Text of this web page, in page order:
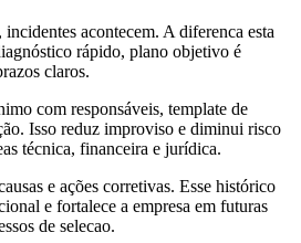
acontecem. A diferenca esta
rápido, plano objetivo é
claros.
com responsáveis, template de
Isso reduz improviso e diminui risco
técnica, financeira e jurídica.
e ações corretivas. Esse histórico
e fortalece a empresa em futuras
de selecao.